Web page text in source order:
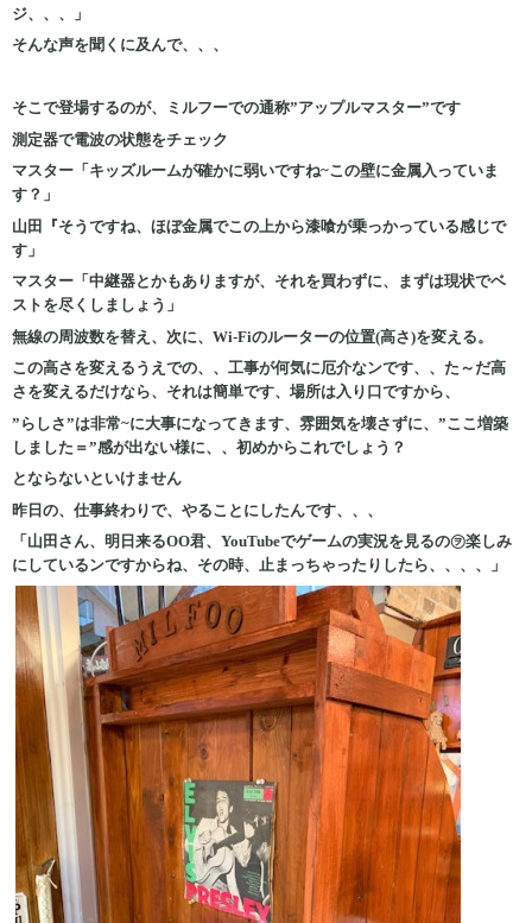
ジ、、、」
そんな声を聞くに及んで、、、
そこで登場するのが、ミルフーでの通称”アップルマスター”です
測定器で電波の状態をチェック
マスター「キッズルームが確かに弱いですね~この壁に金属入っていま
す？」
山田『そうですね、ほぼ金属でこの上から漆喰が乗っかっている感じで
す」
マスター「中継器とかもありますが、それを買わずに、まずは現状でベ
ストを尽くしましょう」
無線の周波数を替え、次に、Wi-Fiのルーターの位置(高さ)を変える。
この高さを変えるうえでの、、工事が何気に厄介なンです、、た～だ高
さを変えるだけなら、それは簡単です、場所は入り口ですから、
”らしさ”は非常~に大事になってきます、雰囲気を壊さずに、”ここ増築
しました＝”感が出ない様に、、初めからこれでしょう？
とならないといけません
昨日の、仕事終わりで、やることにしたんです、、、
「山田さん、明日来るOO君、YouTubeでゲームの実況を見るの㋾楽しみ
にしているンですからね、その時、止まっちゃったりしたら、、、、」